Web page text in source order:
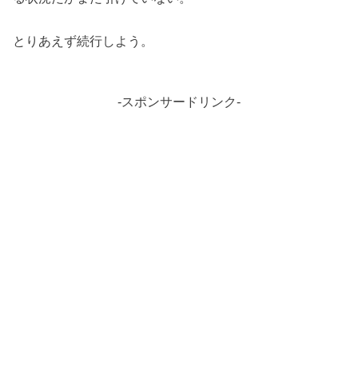
とりあえず続行しよう。
-スポンサードリンク-